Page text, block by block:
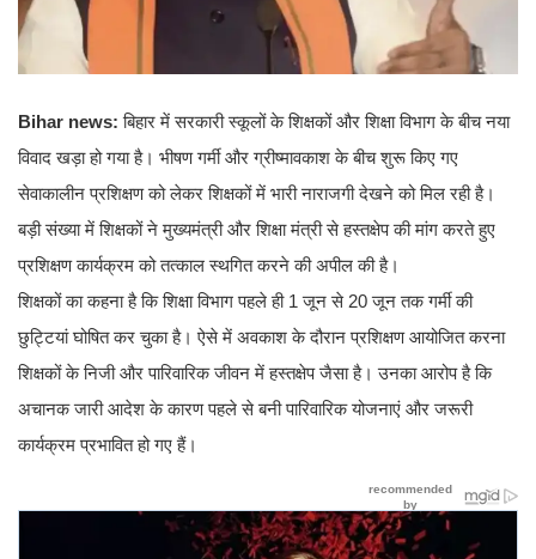
Bihar news:बिहार में सरकारी स्कूलों के शिक्षकों और शिक्षा विभाग के बीच नया
विवाद खड़ा हो गया है। भीषण गर्मी और ग्रीष्मावकाश के बीच शुरू किए गए
सेवाकालीन प्रशिक्षण को लेकर शिक्षकों में भारी नाराजगी देखने को मिल रही है।
बड़ी संख्या में शिक्षकों ने मुख्यमंत्री और शिक्षा मंत्री से हस्तक्षेप की मांग करते हुए
प्रशिक्षण कार्यक्रम को तत्काल स्थगित करने की अपील की है।
शिक्षकों का कहना है कि शिक्षा विभाग पहले ही 1 जून से 20 जून तक गर्मी की
छुट्टियां घोषित कर चुका है। ऐसे में अवकाश के दौरान प्रशिक्षण आयोजित करना
शिक्षकों के निजी और पारिवारिक जीवन में हस्तक्षेप जैसा है। उनका आरोप है कि
अचानक जारी आदेश के कारण पहले से बनी पारिवारिक योजनाएं और जरूरी
कार्यक्रम प्रभावित हो गए हैं।